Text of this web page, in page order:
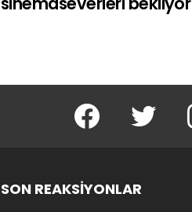
facebook twitter
SON REAKSIYONLAR